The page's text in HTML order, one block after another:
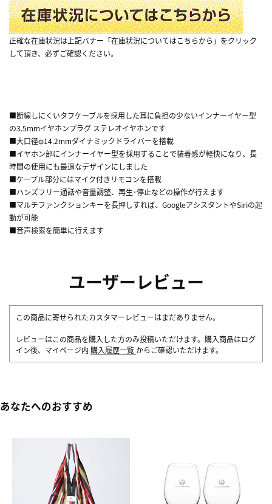
正確な在庫状況は上記バナー「在庫状況についてはこちらから」をクリック
して頂き、必ずご確認ください。
■断線しにくいタフケーブルを採用した耳に負担の少ないインナーイヤー型
の3.5mmイヤホンプラグ ステレオイヤホンです
■大口径φ14.2mmダイナミックドライバーを搭載
■イヤホン部にインナーイヤー型を採用することで装着感が軽快になり、長
時間の使用にも最適なデザインにしました
■ケーブル部分にはマイク付きリモコンを搭載
■ハンズフリー通話や音量調整、再生･停止などの操作が行えます
■マルチファンクションキーを長押しすれば、GoogleアシスタントやSiriの起
動が可能
■音声検索を簡単に行えます
ユーザーレビュー
この商品に寄せられたカスタマーレビューはまだありません。
レビューはこの商品を購入した方のみ投稿いただけます。購入商品はログ
イン後、マイページ内 購入履歴一覧 からご確認いただけます。
あなたへのおすすめ